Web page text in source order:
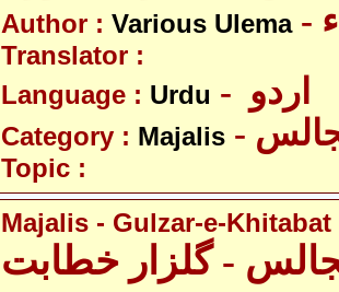
Author : Various Ulema
Translator :
Language : Urdu
Category : Majalis
Topic :
Majalis - Gulzar-e-Khitabat